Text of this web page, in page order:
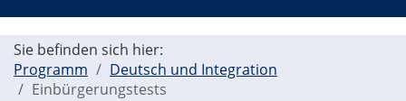
Sie befinden sich hier:
Programm
Deutsch und Integration
Einbürgerungstests